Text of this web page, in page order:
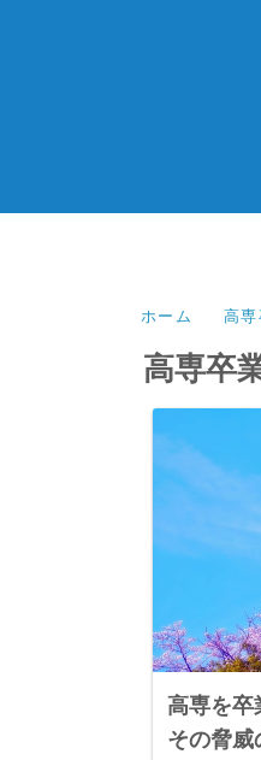
ホーム 高
高専卒
高専を卒
その脅威